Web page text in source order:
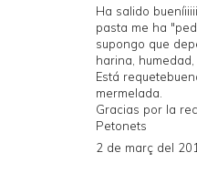
Ha salido
pasta me ha
supongo que
harina, humedad,
Está
mermelada.
Gracias por la
Petonets
2 de març del